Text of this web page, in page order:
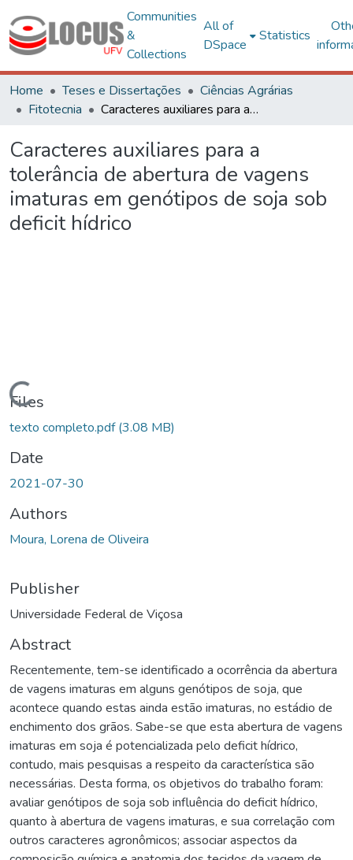
Communities
&
Collections
All of
DSpace
Statistics
Home Teses e Dissertações
Ciências Agrárias
Fitotecnia
Caracteres auxiliares para a tolerância de abertura de vagens imaturas em genótipos de soja sob deficit hídrico
Caracteres auxiliares para a
tolerância de abertura de vagens
imaturas em genótipos de soja sob
deficit hídrico
Files
texto completo.pdf(3.08 MB)
Date
2021-07-30
Authors
Moura, Lorena de Oliveira
Publisher
Universidade Federal de Viçosa
Abstract
Recentemente, tem-se identificado a ocorrência da abertura
de vagens imaturas em alguns genótipos de soja, que
acontece quando estas ainda estão imaturas, no estádio de
enchimento dos grãos. Sabe-se que esta abertura de vagens
imaturas em soja é potencializada pelo deficit hídrico,
contudo, mais pesquisas a respeito da característica são
necessárias. Desta forma, os objetivos do trabalho foram:
avaliar genótipos de soja sob influência do deficit hídrico,
quanto à abertura de vagens imaturas, e sua correlação com
outros caracteres agronômicos; associar aspectos da